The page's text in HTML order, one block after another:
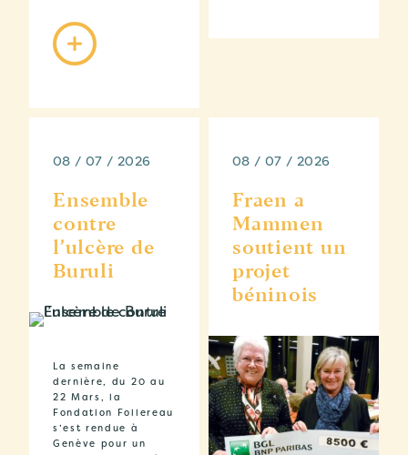
08 / 07 / 2026
Ensemble
contre
l’ulcère de
Buruli
La semaine
dernière, du 20 au
22 Mars, la
Fondation Follereau
s’est rendue à
Genève pour un
08 / 07 / 2026
Fraen a
Mammen
soutient un
projet
béninois